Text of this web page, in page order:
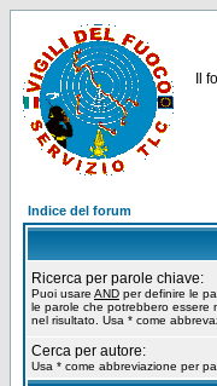
Il
Indice del forum
Ricerca per parole chiave:
Puoi usare AND per definire le
le parole che potrebbero essere
nel risultato. Usa * come
Cerca per autore:
Usa * come abbreviazione per